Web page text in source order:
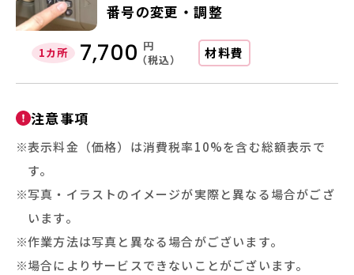
番号の変更・調整
1カ所 7,700 円
（税込）
材料費
注意事項
表示料金（価格）は消費税率10%を含む総額表示で
す。
写真・イラストのイメージが実際と異なる場合がござ
います。
作業方法は写真と異なる場合がございます。
場合によりサービスできないことがございます。